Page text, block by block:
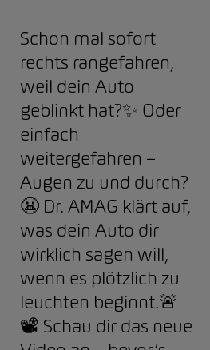
Schon mal sofort
rechts rangefahren,
weil dein Auto
geblinkt hat?✨ Oder
einfach
weitergefahren –
Augen zu und durch?
😬 Dr. AMAG klärt auf,
was dein Auto dir
wirklich sagen will,
wenn es plötzlich zu
leuchten beginnt.🚨
📽️ Schau dir das neue